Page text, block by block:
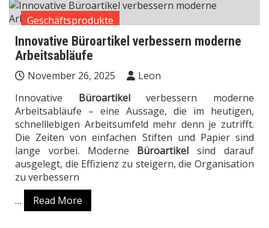
Geschäftsprodukte
Innovative Büroartikel verbessern moderne
Arbeitsabläufe
November 26, 2025
Leon
Innovative Büroartikelverbessern moderne
Arbeitsabläufe – eine Aussage, die im heutigen,
schnelllebigen Arbeitsumfeld mehr denn je zutrifft.
Die Zeiten von einfachen Stiften und Papier sind
lange vorbei. Moderne Büroartikel sind darauf
ausgelegt, die Effizienz zu steigern, die Organisation
zu verbessern
…
Read More